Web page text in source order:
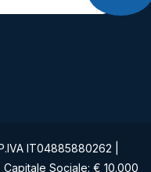
IT04885880262 |
Sociale: € 10.000